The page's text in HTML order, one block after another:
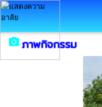
camera_alt ภาพกิจกรรม